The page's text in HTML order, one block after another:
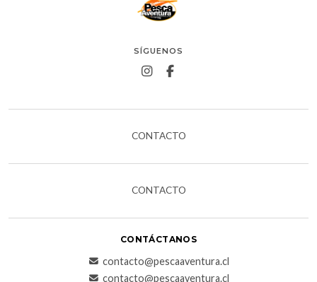
SÍGUENOS
CONTACTO
CONTACTO
CONTÁCTANOS
contacto@pescaaventura.cl
contacto@pescaaventura.cl